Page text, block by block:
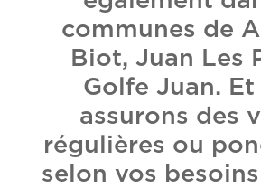
communes de
Biot, Juan Les
Golfe Juan. Et
assurons des
régulières ou
selon vos